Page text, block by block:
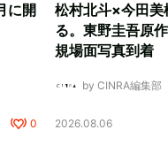
に開
0
松村北斗×今田美
る。東野圭吾原
規場面写真到着
by CINRA編集部
2026.08.06